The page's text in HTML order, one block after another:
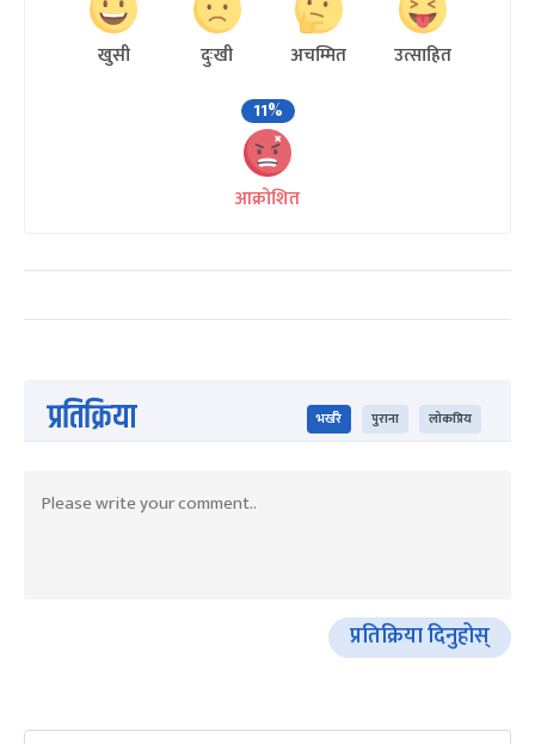
खुसी दुःखी अचम्मित
उत्साहित
11%
आक्रोशित
प्रतिक्रिया भर्खरै पुराना लोकप्रिय
प्रतिक्रिया दिनुहोस्